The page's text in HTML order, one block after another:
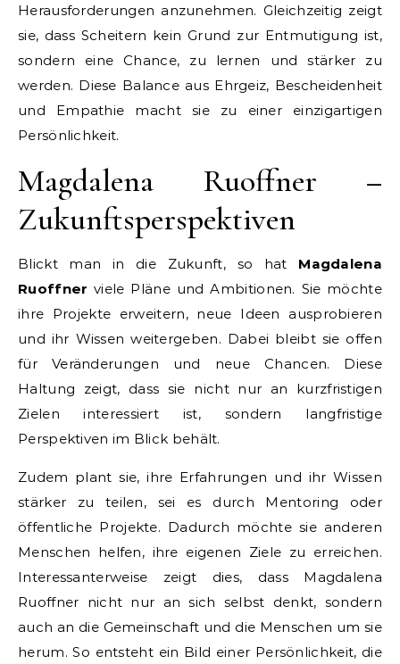
Herausforderungen anzunehmen. Gleichzeitig zeigt
sie, dass Scheitern kein Grund zur Entmutigung ist,
sondern eine Chance, zu lernen und stärker zu
werden. Diese Balance aus Ehrgeiz, Bescheidenheit
und Empathie macht sie zu einer einzigartigen
Persönlichkeit.
Magdalena Ruoffner –
Zukunftsperspektiven
Blickt man in die Zukunft, so hat Magdalena
Ruoffner viele Pläne und Ambitionen. Sie möchte
ihre Projekte erweitern, neue Ideen ausprobieren
und ihr Wissen weitergeben. Dabei bleibt sie offen
für Veränderungen und neue Chancen. Diese
Haltung zeigt, dass sie nicht nur an kurzfristigen
Zielen interessiert ist, sondern langfristige
Perspektiven im Blick behält.
Zudem plant sie, ihre Erfahrungen und ihr Wissen
stärker zu teilen, sei es durch Mentoring oder
öffentliche Projekte. Dadurch möchte sie anderen
Menschen helfen, ihre eigenen Ziele zu erreichen.
Interessanterweise zeigt dies, dass Magdalena
Ruoffner nicht nur an sich selbst denkt, sondern
auch an die Gemeinschaft und die Menschen um sie
herum. So entsteht ein Bild einer Persönlichkeit, die